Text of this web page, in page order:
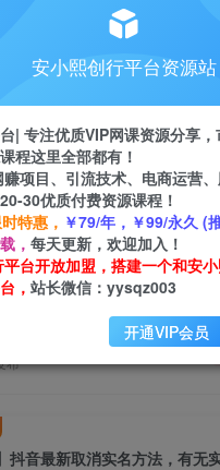
佣高达70%
24
会员免费 正文
】抖音最新取消实名方
都可以取消实名，自测
布
安小熙创行平台资源站
| 专注优质VIP网课资源分享
程这里全部都有！
项目、引流技术、电商运营
30优质付费资源课程！
特惠， ￥79/年，￥99/永久 (
， 每天更新，欢迎加入！
台开放加盟，搭建一个和安
， 站长微信：yysqz003
开通VIP会员